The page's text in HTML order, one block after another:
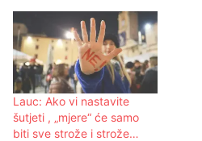
Lauc: Ako vi nastavite
šutjeti , „mjere“ će samo
biti sve strože i strože…